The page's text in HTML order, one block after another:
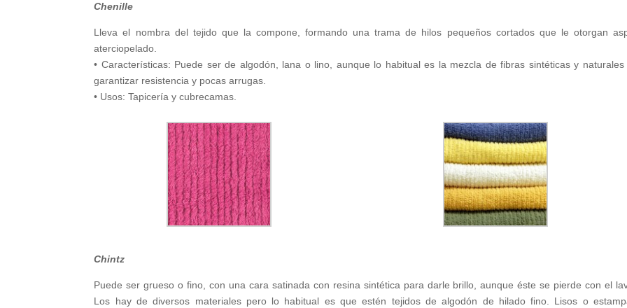
Chenille
Lleva el nombra del tejido que la compone, formando una trama de hilos pequeños cortados que le otorgan
aterciopelado.
• Características: Puede ser de algodón, lana o lino, aunque lo habitual es la mezcla de fibras sintéticas y naturales
garantizar resistencia y pocas arrugas.
• Usos: Tapicería y cubrecamas.
Chintz
Puede ser grueso o fino, con una cara satinada con resina sintética para darle brillo, aunque éste se pierde con el
Los hay de diversos materiales pero lo habitual es que estén tejidos de algodón de hilado fino. Lisos o